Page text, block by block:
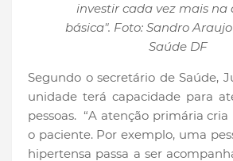
investir cada vez mais na
básica". Foto: Sandro
Saúde DF
Segundo o secretário de Saúde,
unidade terá capacidade para
pessoas. “A atenção primária
o paciente. Por exemplo, uma
hipertensa passa a ser